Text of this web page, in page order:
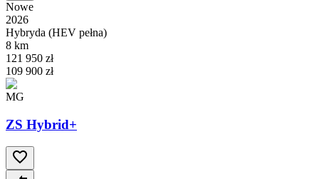
Nowe
2026
Hybryda (HEV pełna)
8 km
121 950 zł
109 900 zł
MG
ZS Hybrid+